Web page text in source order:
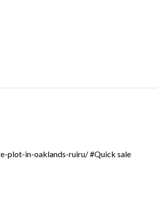
plot-in-oaklands-ruiru/ #Quick sale